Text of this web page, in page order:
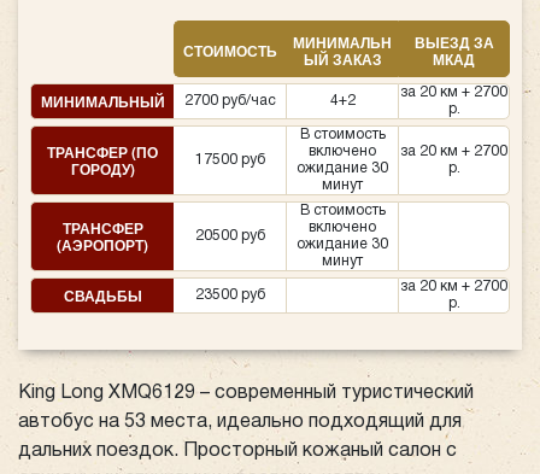
СТОИМОСТЬ МИНИМАЛЬН
ЫЙ ЗАКАЗ
ВЫЕЗД ЗА
МКАД
МИНИМАЛЬНЫЙ
2700 руб/час 4+2
за 20 км + 2700
р.
ТРАНСФЕР (ПО
ГОРОДУ) 17500 руб
В стоимость
включено
ожидание 30
минут
за 20 км + 2700
р.
ТРАНСФЕР
(АЭРОПОРТ) 20500 руб
В стоимость
включено
ожидание 30
минут
СВАДЬБЫ 23500 руб
за 20 км + 2700
р.
King Long XMQ6129 – современный туристический
автобус на 53 места, идеально подходящий для
дальних поездок. Просторный кожаный салон с